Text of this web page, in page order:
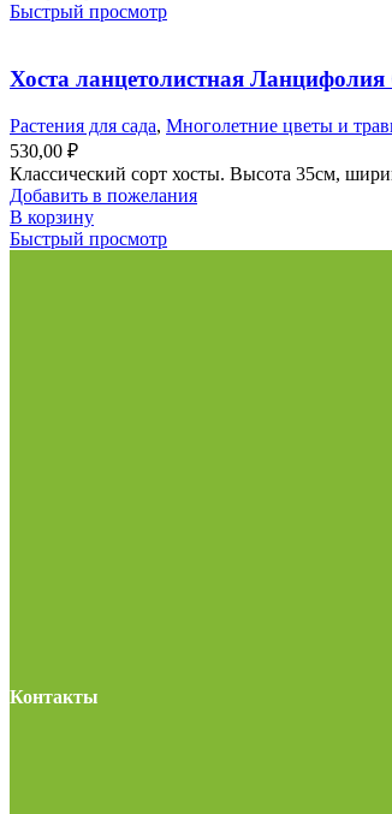
Быстрый просмотр
Хоста ланцетолистная Ланцифолия
Растения для сада, Многолетние цветы и
530,00 ₽
Классический сорт хосты. Высота 35см,
Добавить в пожелания
В корзину
Быстрый просмотр
Контакты